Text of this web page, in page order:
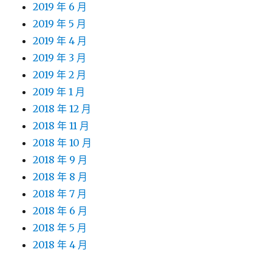
2019 年 6 月
2019 年 5 月
2019 年 4 月
2019 年 3 月
2019 年 2 月
2019 年 1 月
2018 年 12 月
2018 年 11 月
2018 年 10 月
2018 年 9 月
2018 年 8 月
2018 年 7 月
2018 年 6 月
2018 年 5 月
2018 年 4 月